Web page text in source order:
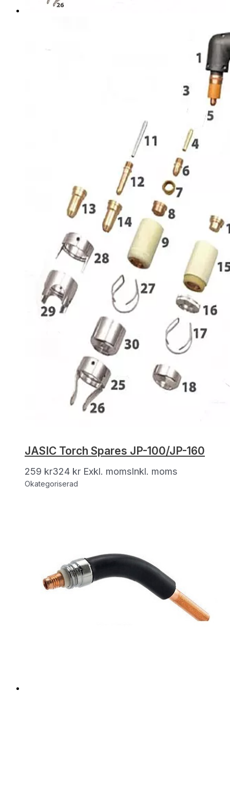
JASIC Torch Spares JP-100/JP-160
259 kr324 kr Exkl. momsInkl. moms
Okategoriserad